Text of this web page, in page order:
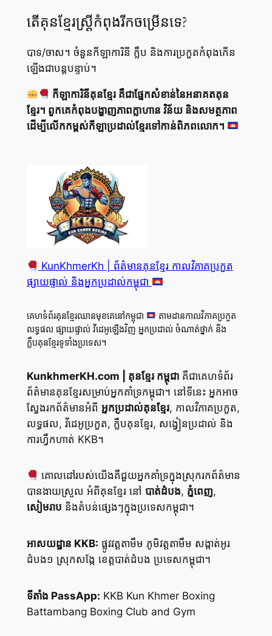
តើគុនខ្មែរស្ត្រីកំពុងរីកចម្រើនទេ?
បាទ/ចាស។ ចំនួនកីឡាការិនី ក្លឹប និងការប្រកួតកំពុងកើន
ឡើងជាបន្តបន្ទាប់។
កីឡាការិនីគុនខ្មែរ គឺជាផ្នែកសំខាន់នៃអនាគតគុន
ខ្មែរ។ ពួកគេកំពុងបង្ហាញភាពក្លាហាន វិន័យ និងសមត្ថភាព
ដើម្បីលើកកម្ពស់កីឡាប្រដាល់ខ្មែរទៅកាន់ពិភពលោក។
KunKhmerKh | ព័ត៌មានគុនខ្មែរ កាលវិភាគប្រកួត
ផ្សាយផ្ទាល់ និងអ្នកប្រដាល់កម្ពុជា
គេហទំព័រគុនខ្មែរឈានមុខគេនៅកម្ពុជា
តាមដានកាលវិភាគប្រកួត
លទ្ធផល ផ្សាយផ្ទាល់ វីដេអូឡើងវិញ អ្នកប្រដាល់ ចំណាត់ថ្នាក់ និង
ក្លឹបគុនខ្មែរទូទាំងប្រទេស។
KunkhmerKH.com | គុនខ្មែរ កម្ពុជាគឺជាគេហទំព័រ
ព័ត៌មានគុនខ្មែរសម្រាប់អ្នកគាំទ្រកម្ពុជា។ នៅទីនេះ អ្នកអាច
ស្វែងរកព័ត៌មានអំពី អ្នកប្រដាល់គុនខ្មែរ, កាលវិភាគប្រកួត,
លទ្ធផល, វីដេអូប្រកួត, ក្លឹបគុនខ្មែរ, សង្វៀនប្រដាល់ និង
ការហ្វឹកហាត់ KKB។
គោលដៅរបស់យើងគឺជួយអ្នកគាំទ្រក្នុងស្រុករកព័ត៌មាន
បានងាយស្រួល អំពីគុនខ្មែរ នៅ បាត់ដំបង, ភ្នំពេញ,
សៀមរាបនិងតំបន់ផ្សេងៗក្នុងប្រទេសកម្ពុជា។
អាសយដ្ឋាន KKB: ផ្លូវវត្តតាមឹម ភូមិវត្តតាមឹម សង្កាត់អូរ
ដំបង១ ស្រុកសង្កែ ខេត្តបាត់ដំបង ប្រទេសកម្ពុជា។
ទីតាំង PassApp: KKB Kun Khmer Boxing
Battambang Boxing Club and Gym